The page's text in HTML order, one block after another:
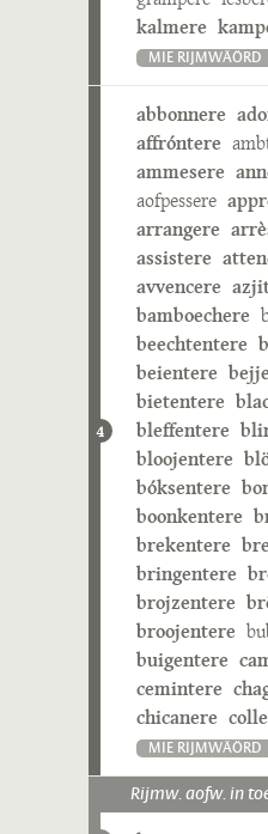
kalmere
MIE RIJMWÄÖRD
4
abbonnere
affróntere
ammesere
aofpessere
arrangere
assistere
avvencere
bamboechere
beechtentere
beientere
bietentere
bleffentere
bloojentere
bóksentere
boonkentere
brekentere
bringentere
brojzentere
broojentere
buigentere
cemintere
chicanere
MIE RIJMWÄÖRD
Rijmw. aofw. in